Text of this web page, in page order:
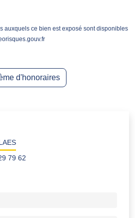
auxquels ce bien est exposé sont disponibles
d'honoraires
79 62